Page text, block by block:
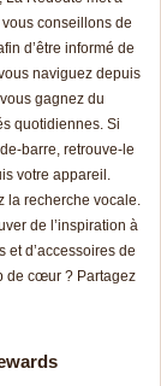
conseillons de
d’être informé de
naviguez depuis
gagnez du
quotidiennes. Si
barre, retrouve-le
votre appareil.
la recherche vocale.
de l’inspiration à
d’accessoires de
de cœur ? Partagez